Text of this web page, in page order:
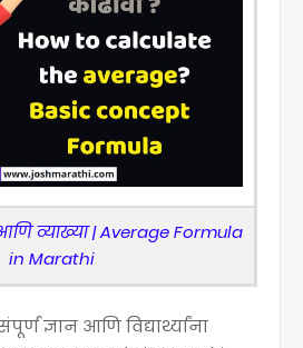
आणि व्याख्या | Average Formula
in Marathi
ज्ञान आणि विद्यार्थ्यांना